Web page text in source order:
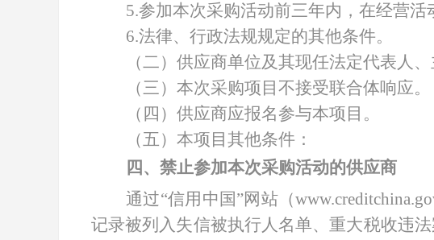
5.参加本次采购活动前三年内，在经营活
6.法律、行政法规规定的其他条件。
（二）供应商单位及其现任法定代表人
（三）本次采购项目不接受联合体响应。
（四）供应商应报名参与本项目。
（五）本项目其他条件：
四、禁止参加本次采购活动的供应商
通过“信用中国”网站（
记录被列入失信被执行人名单、重大税收违